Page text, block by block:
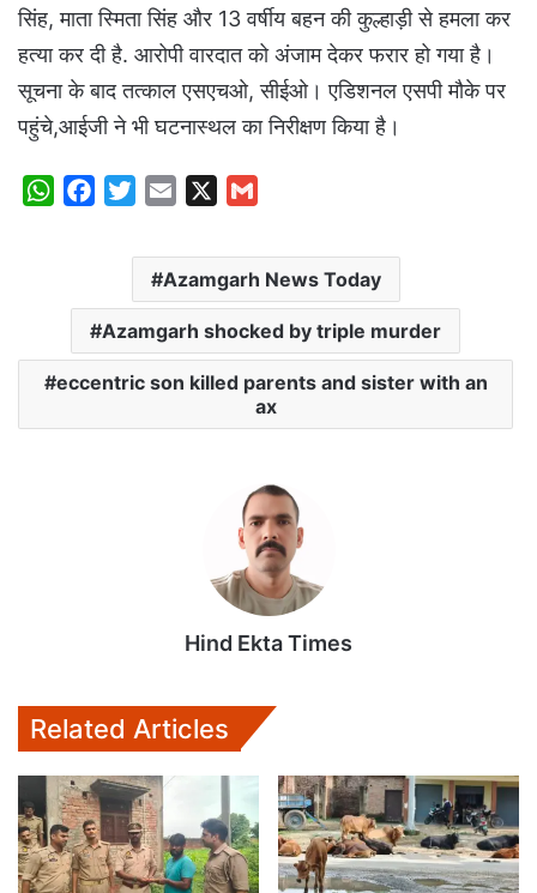
सिंह, माता स्मिता सिंह और 13 वर्षीय बहन की कुल्हाड़ी से हमला कर
हत्या कर दी है. आरोपी वारदात को अंजाम देकर फरार हो गया है।
सूचना के बाद तत्काल एसएचओ, सीईओ। एडिशनल एसपी मौके पर
पहुंचे,आईजी ने भी घटनास्थल का निरीक्षण किया है।
W
p
b
o
o
i
t
e
r
a
i
l
a
i
l
Azamgarh News Today
Azamgarh shocked by triple murder
eccentric son killed parents and sister with an
ax
Hind Ekta Times
Related Articles